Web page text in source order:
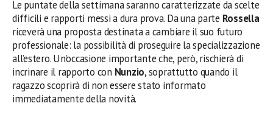
Le puntate della settimana saranno caratterizzate da scelte
difficili e rapporti messi a dura prova. Da una parte Rossella
riceverà una proposta destinata a cambiare il suo futuro
professionale: la possibilità di proseguire la specializzazione
all’estero. Un’occasione importante che, però, rischierà di
incrinare il rapporto con Nunzio, soprattutto quando il
ragazzo scoprirà di non essere stato informato
immediatamente della novità.